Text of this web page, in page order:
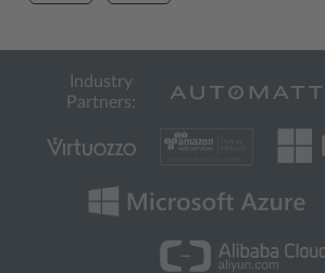
Industry
Partners: